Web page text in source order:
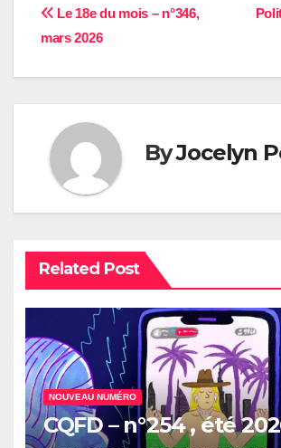
Navigation
Le 18e du mois – n°346,
mars 2026
ByJocelyn
Related Post
NOUVEAU NUMÉRO
CQFD – n°254 , été